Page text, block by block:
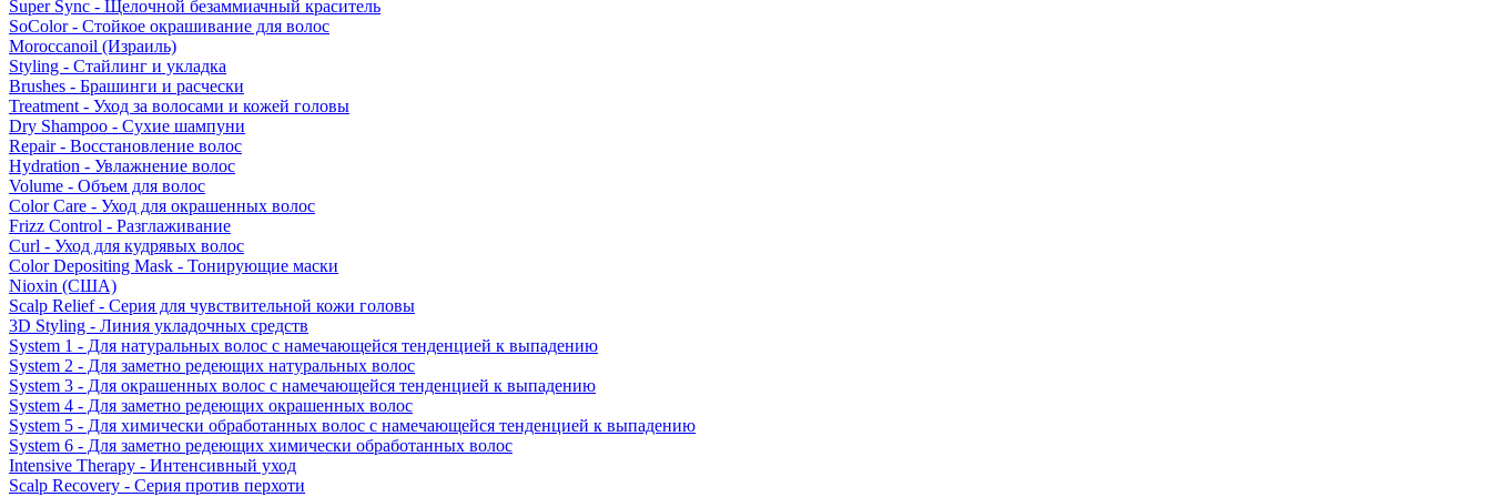
Super Sync - Щелочной безаммиачный краситель
SoColor - Стойкое окрашивание для волос
Moroccanoil (Израиль)
Styling - Стайлинг и укладка
Brushes - Брашинги и расчески
Treatment - Уход за волосами и кожей головы
Dry Shampoo - Сухие шампуни
Repair - Восстановление волос
Hydration - Увлажнение волос
Volume - Объем для волос
Color Care - Уход для окрашенных волос
Frizz Control - Разглаживание
Curl - Уход для кудрявых волос
Color Depositing Mask - Тонирующие маски
Nioxin (США)
Scalp Relief - Серия для чувствительной кожи головы
3D Styling - Линия укладочных средств
System 1 - Для натуральных волос с намечающейся тенденцией к выпадению
System 2 - Для заметно редеющих натуральных волос
System 3 - Для окрашенных волос с намечающейся тенденцией к выпадению
System 4 - Для заметно редеющих окрашенных волос
System 5 - Для химически обработанных волос с намечающейся тенденцией к выпадению
System 6 - Для заметно редеющих химически обработанных волос
Intensive Therapy - Интенсивный уход
Scalp Recovery - Серия против перхоти